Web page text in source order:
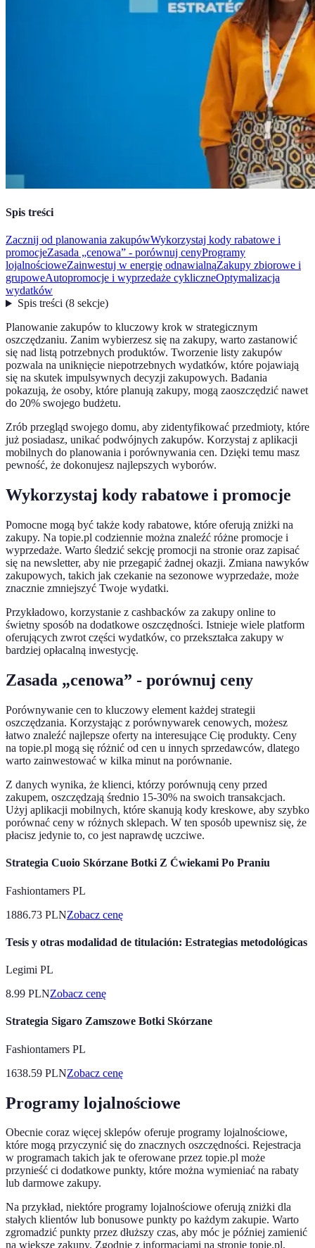
Spis treści
Zacznij od planowania zakupówWykorzystaj kody rabatowe i
promocjeZasada „cenowa” - porównuj cenyProgramy
lojalnościoweZainwestuj w energię odnawialnąZakupy zbiorowe i
grupoweAutopromocje i wyprzedaże cykliczneOptymalizacja
wydatków
Spis treści(8 sekcje)
Planowanie zakupów to kluczowy krok w strategicznym
oszczędzaniu. Zanim wybierzesz się na zakupy, warto zastanowić
się nad listą potrzebnych produktów. Tworzenie listy zakupów
pozwala na uniknięcie niepotrzebnych wydatków, które pojawiają
się na skutek impulsywnych decyzji zakupowych. Badania
pokazują, że osoby, które planują zakupy, mogą zaoszczędzić nawet
do 20% swojego budżetu.
Zrób przegląd swojego domu, aby zidentyfikować przedmioty, które
już posiadasz, unikać podwójnych zakupów. Korzystaj z aplikacji
mobilnych do planowania i porównywania cen. Dzięki temu masz
pewność, że dokonujesz najlepszych wyborów.
Wykorzystaj kody rabatowe i promocje
Pomocne mogą być także kody rabatowe, które oferują zniżki na
zakupy. Na topie.pl codziennie można znaleźć różne promocje i
wyprzedaże. Warto śledzić sekcję promocji na stronie oraz zapisać
się na newsletter, aby nie przegapić żadnej okazji. Zmiana nawyków
zakupowych, takich jak czekanie na sezonowe wyprzedaże, może
znacznie zmniejszyć Twoje wydatki.
Przykładowo, korzystanie z cashbacków za zakupy online to
świetny sposób na dodatkowe oszczędności. Istnieje wiele platform
oferujących zwrot części wydatków, co przekształca zakupy w
bardziej opłacalną inwestycję.
Zasada „cenowa” - porównuj ceny
Porównywanie cen to kluczowy element każdej strategii
oszczędzania. Korzystając z porównywarek cenowych, możesz
łatwo znaleźć najlepsze oferty na interesujące Cię produkty. Ceny
na topie.pl mogą się różnić od cen u innych sprzedawców, dlatego
warto zainwestować w kilka minut na porównanie.
Z danych wynika, że klienci, którzy porównują ceny przed
zakupem, oszczędzają średnio 15-30% na swoich transakcjach.
Użyj aplikacji mobilnych, które skanują kody kreskowe, aby szybko
porównać ceny w różnych sklepach. W ten sposób upewnisz się, że
płacisz jedynie to, co jest naprawdę uczciwe.
Strategia Cuoio Skórzane Botki Z Ćwiekami Po Praniu
Fashiontamers PL
1886.73 PLNZobacz cenę
Tesis y otras modalidad de titulación: Estrategias metodológicas
Legimi PL
8.99 PLNZobacz cenę
Strategia Sigaro Zamszowe Botki Skórzane
Fashiontamers PL
1638.59 PLNZobacz cenę
Programy lojalnościowe
Obecnie coraz więcej sklepów oferuje programy lojalnościowe,
które mogą przyczynić się do znacznych oszczędności. Rejestracja
w programach takich jak te oferowane przez topie.pl może
przynieść ci dodatkowe punkty, które można wymieniać na rabaty
lub darmowe zakupy.
Na przykład, niektóre programy lojalnościowe oferują zniżki dla
stałych klientów lub bonusowe punkty po każdym zakupie. Warto
zgromadzić punkty przez dłuższy czas, aby móc je później zamienić
na większe zakupy. Zgodnie z informacjami na stronie topie.pl,